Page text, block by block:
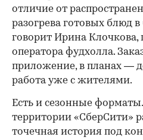
отличие от
разогрева готовых блюд
говорит Ирина Клочкова,
оператора фудхолла.
приложение, в планах —
работа уже с жителями.
Есть и сезонные
территории «СберСити»
точечная история под